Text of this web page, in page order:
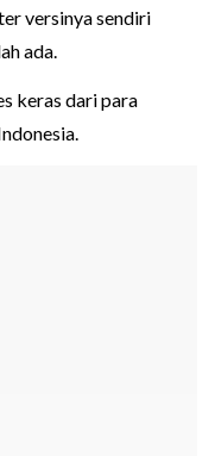
versinya sendiri
ada.
keras dari para